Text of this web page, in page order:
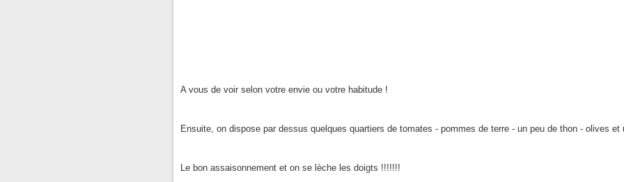
A vous de voir selon votre envie ou votre habitude !
Ensuite, on dispose par dessus quelques quartiers de tomates - pommes de terre - un peu de thon - olives et
Le bon assaisonnement et on se lèche les doigts !!!!!!!